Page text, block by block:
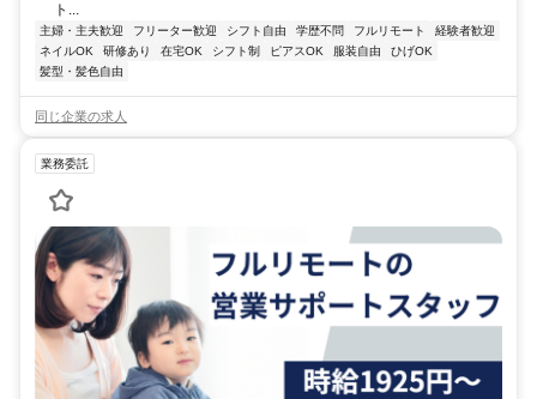
ト...
主婦・主夫歓迎 フリーター歓迎 シフト自由 学歴不問 フルリモート
経験者歓迎
ネイルOK
研修あり 在宅OK シフト制 ピアスOK 服装自由
ひげOK
髪型・髪色自由
同じ企業の求人
業務委託